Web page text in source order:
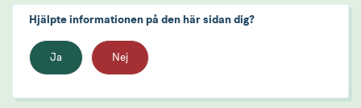
Hjälpte informationen på den här sidan dig?
Ja Nej